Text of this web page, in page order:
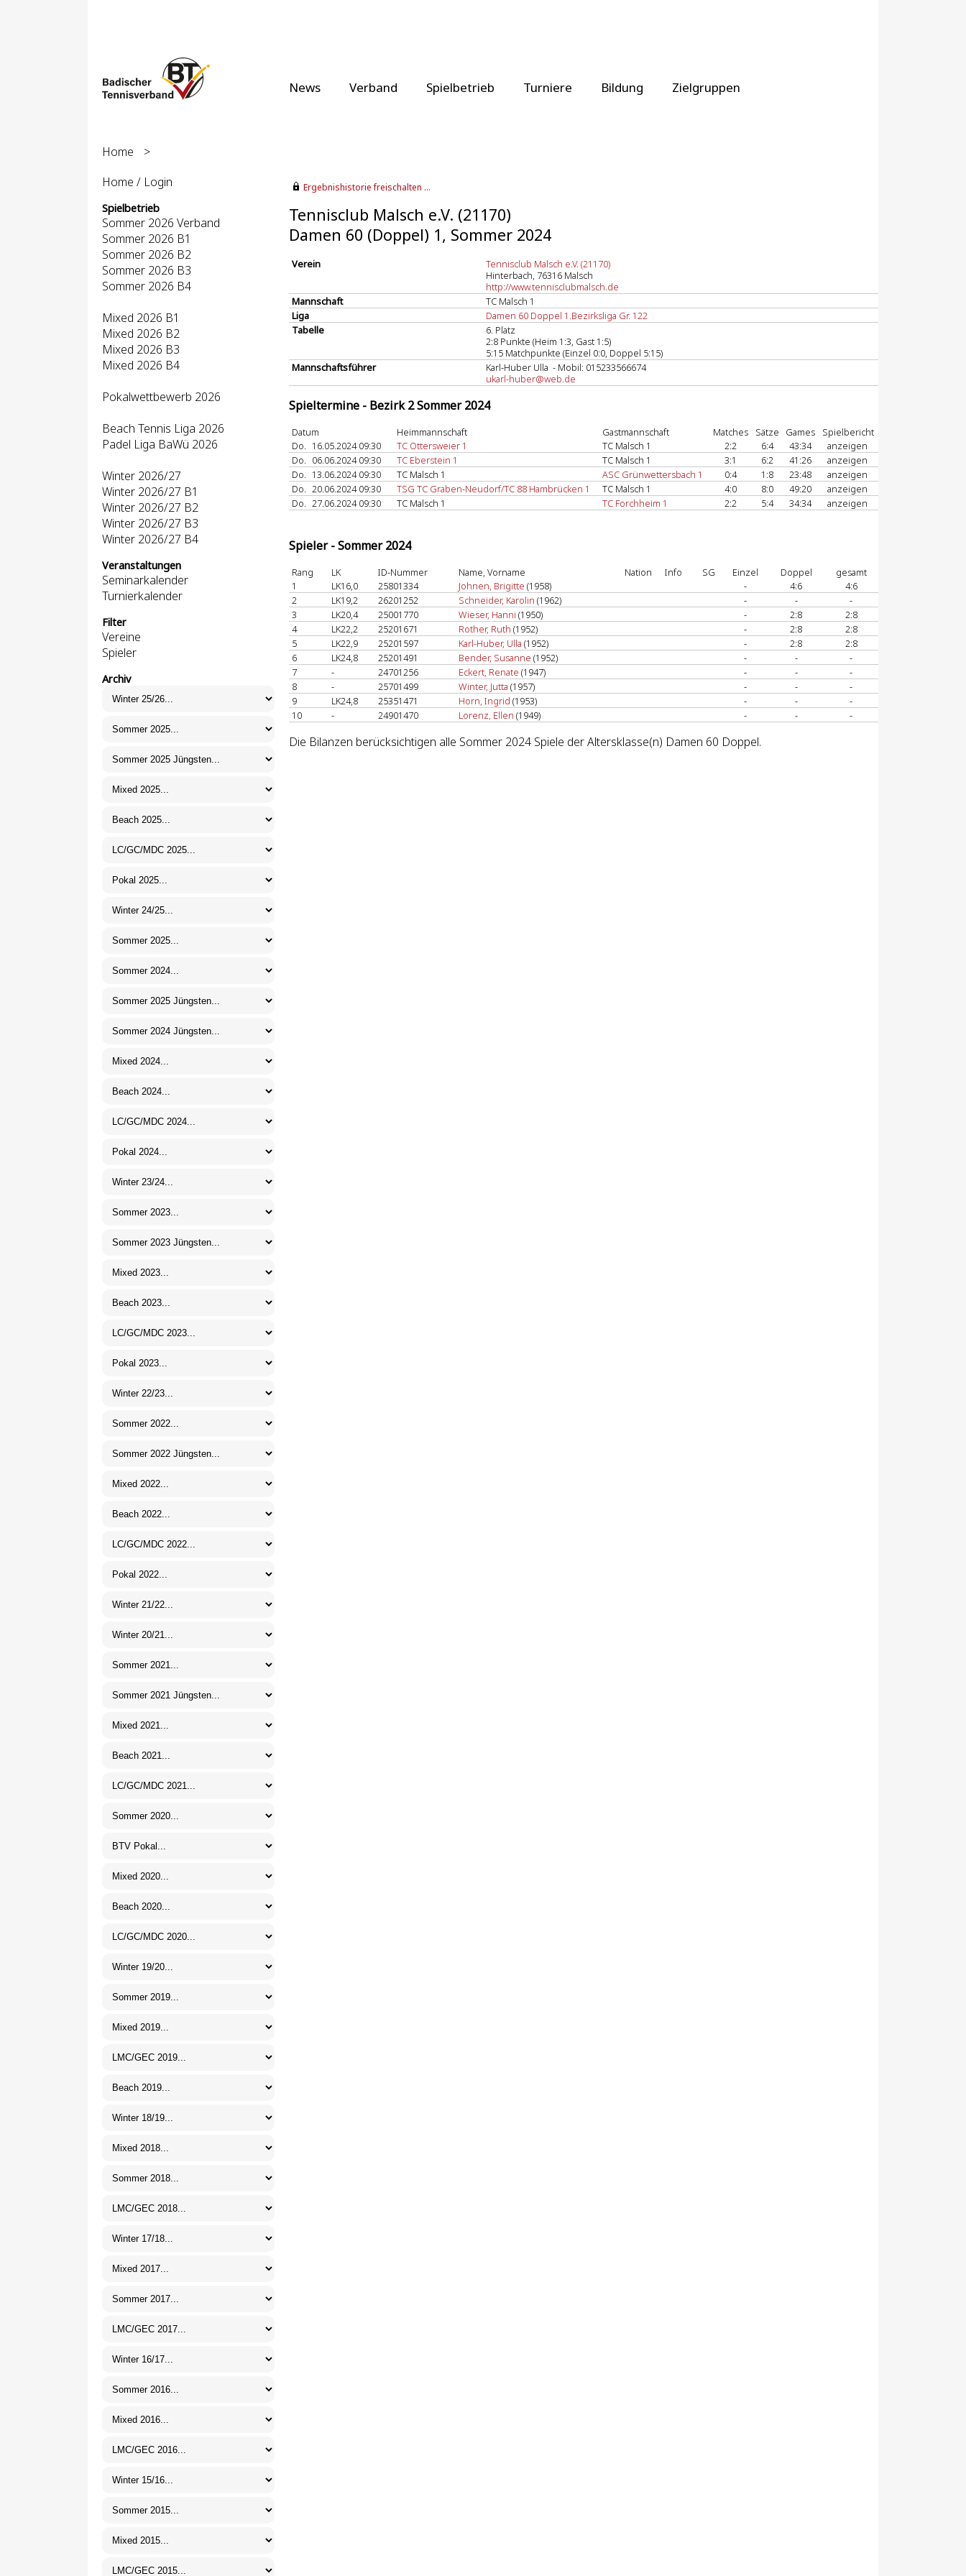
News Verband Spielbetrieb Turniere Bildung Zielgruppen
Home
>
Home / Login
Spielbetrieb
Sommer 2026 Verband
Sommer 2026 B1
Sommer 2026 B2
Sommer 2026 B3
Sommer 2026 B4
Mixed 2026 B1
Mixed 2026 B2
Mixed 2026 B3
Mixed 2026 B4
Pokalwettbewerb 2026
Beach Tennis Liga 2026
Padel Liga BaWü 2026
Winter 2026/27
Winter 2026/27 B1
Winter 2026/27 B2
Winter 2026/27 B3
Winter 2026/27 B4
Veranstaltungen
Seminarkalender
Turnierkalender
Filter
Vereine
Spieler
Archiv
Ergebnishistorie freischalten ...
Tennisclub Malsch e.V. (21170)
Damen 60 (Doppel) 1, Sommer 2024
Verein
Tennisclub Malsch e.V. (21170)
Hinterbach, 76316 Malsch
http://www.tennisclubmalsch.de
Mannschaft
TC Malsch 1
Liga
Damen 60 Doppel 1.Bezirksliga Gr. 122
Tabelle
6. Platz
2:8 Punkte (Heim 1:3, Gast 1:5)
5:15 Matchpunkte (Einzel 0:0, Doppel 5:15)
Mannschaftsführer
Karl-Huber Ulla - Mobil: 015233566674
ukarl-huber@web.de
Spieltermine - Bezirk 2 Sommer 2024
Datum Heimmannschaft Gastmannschaft Matches Sätze Games
Spielbericht
Do. 16.05.2024 09:30 TC Ottersweier 1 TC Malsch 1 2:2 6:4 43:34
anzeigen
Do. 06.06.2024 09:30 TC Eberstein 1 TC Malsch 1 3:1 6:2 41:26
anzeigen
Do. 13.06.2024 09:30 TC Malsch 1 ASC Grünwettersbach 1 0:4 1:8 23:48
anzeigen
Do. 20.06.2024 09:30 TSG TC Graben-Neudorf/TC 88 Hambrücken 1 TC Malsch 1 4:0 8:0 49:20
anzeigen
Do. 27.06.2024 09:30 TC Malsch 1 TC Forchheim 1 2:2 5:4 34:34 anzeigen
Spieler - Sommer 2024
Rang LK ID-Nummer Name, Vorname Nation Info SG Einzel Doppel
gesamt
1
LK16,0 25801334 Johnen, Brigitte (1958) - 4:6
4:6
2
LK19,2 26201252 Schneider, Karolin (1962) - -
-
3
LK20,4 25001770 Wieser, Hanni (1950) - 2:8
2:8
4
LK22,2 25201671 Rother, Ruth (1952) - 2:8
2:8
5
LK22,9 25201597 Karl-Huber, Ulla (1952) - 2:8
2:8
6
LK24,8 25201491 Bender, Susanne (1952) - -
-
7
- 24701256 Eckert, Renate (1947) - -
-
8
- 25701499 Winter, Jutta (1957) - -
-
9
LK24,8 25351471 Horn, Ingrid (1953) - -
-
10
- 24901470 Lorenz, Ellen (1949) - - -
Die Bilanzen berücksichtigen alle Sommer 2024 Spiele der Altersklasse(n) Damen 60 Doppel.